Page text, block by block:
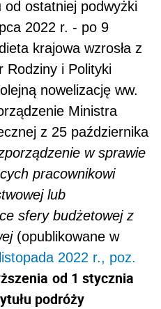
od ostatniej podwyżki
2022 r. - po 9
krajowa wzrosła z
Rodziny i Polityki
nowelizację ww.
Ministra
z 25 października
w sprawie
pracownikowi
lub
sfery budżetowej z
(opublikowane w
2022 r., poz.
od 1 stycznia
podróży